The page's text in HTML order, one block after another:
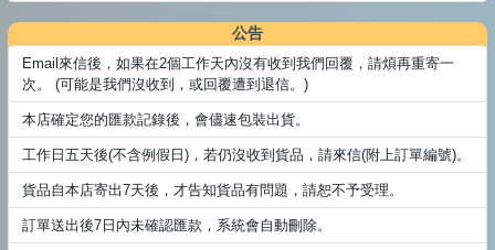
公告
Email來信後，如果在2個工作天內沒有收到我們回覆，請煩再重寄一
次。 (可能是我們沒收到，或回覆遭到退信。)
本店確定您的匯款記錄後，會儘速包裝出貨。
工作日五天後(不含例假日)，若仍沒收到貨品，請來信(附上訂單編號)。
貨品自本店寄出7天後，才告知貨品有問題，請恕不予受理。
訂單送出後7日內未確認匯款，系統會自動刪除。